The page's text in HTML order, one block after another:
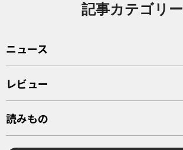
記事カテゴリー
ニュース
レビュー
読みもの